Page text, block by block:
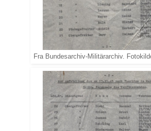
Fra Bundesarchiv-Militärarchiv.